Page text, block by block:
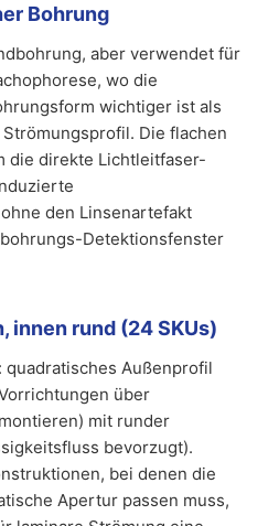
Bohrung
aber verwendet für
wo die
wichtiger ist als
Die flachen
die direkte Lichtleitfaser-
den Linsenartefakt
Detektionsfenster
innen rund (24 SKUs)
quadratisches Außenprofil
über
mit runder
bevorzugt).
bei denen die
Apertur passen muss,